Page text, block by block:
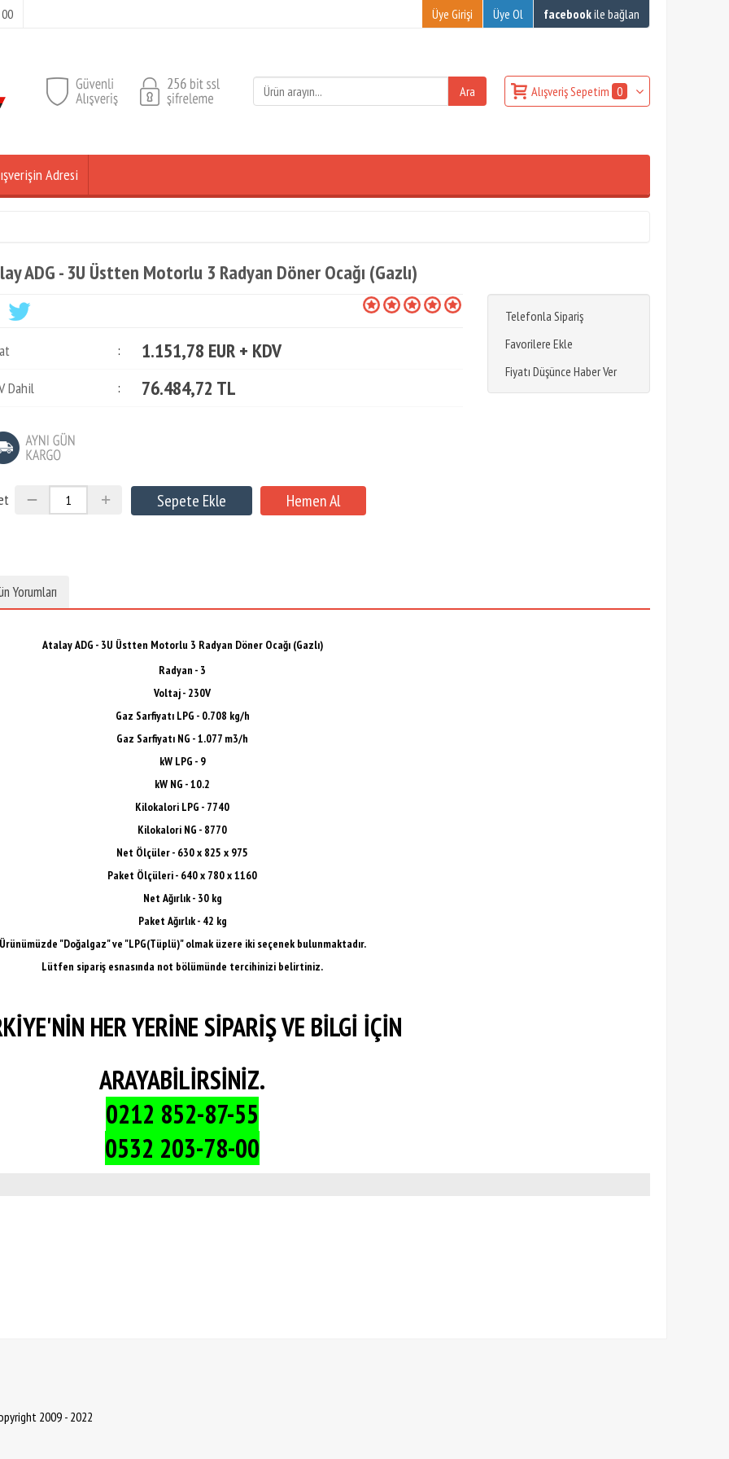
Üye Girişi Üye Ol facebookile bağlan
Alışveriş Sepetim 0
Adresi
ADG - 3U Üstten Motorlu 3 Radyan Döner Ocağı (Gazlı)
Telefonla Sipariş
Favorilere Ekle
Fiyatı Düşünce Haber Ver
: 1.151,78 EUR + KDV
Dahil : 76.484,72 TL
Yorumları
Atalay ADG - 3U Üstten Motorlu 3 Radyan Döner Ocağı (Gazlı)
Radyan - 3
Voltaj - 230V
Gaz Sarfiyatı LPG - 0.708 kg/h
Gaz Sarfiyatı NG - 1.077 m3/h
kW LPG - 9
kW NG - 10.2
Kilokalori LPG - 7740
Kilokalori NG - 8770
Net Ölçüler - 630 x 825 x 975
Paket Ölçüleri - 640 x 780 x 1160
Net Ağırlık - 30 kg
Paket Ağırlık - 42 kg
"Doğalgaz" ve "LPG(Tüplü)" olmak üzere iki seçenek bulunmaktadır.
Lütfen sipariş esnasında not bölümünde tercihinizi belirtiniz.
HER YERİNE SİPARİŞ VE BİLGİ İÇİN
ARAYABİLİRSİNİZ.
0212 852-87-55
0532 203-78-00
2009 - 2022